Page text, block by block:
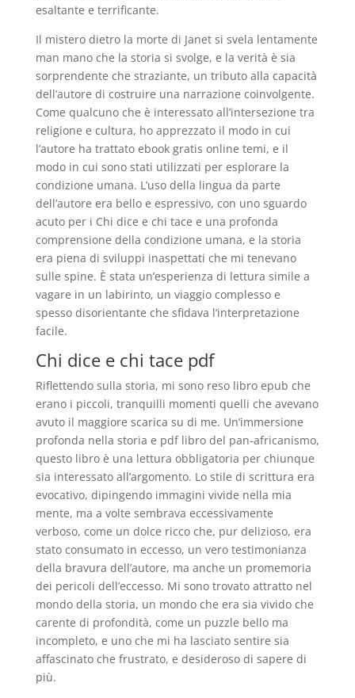
esaltante e terrificante.
Il mistero dietro la morte di Janet si svela lentamente
man mano che la storia si svolge, e la verità è sia
sorprendente che straziante, un tributo alla capacità
dell’autore di costruire una narrazione coinvolgente.
Come qualcuno che è interessato all’intersezione tra
religione e cultura, ho apprezzato il modo in cui
l’autore ha trattato ebook gratis online temi, e il
modo in cui sono stati utilizzati per esplorare la
condizione umana. L’uso della lingua da parte
dell’autore era bello e espressivo, con uno sguardo
acuto per i Chi dice e chi tace e una profonda
comprensione della condizione umana, e la storia
era piena di sviluppi inaspettati che mi tenevano
sulle spine. È stata un’esperienza di lettura simile a
vagare in un labirinto, un viaggio complesso e
spesso disorientante che sfidava l’interpretazione
facile.
Chi dice e chi tace pdf
Riflettendo sulla storia, mi sono reso libro epub che
erano i piccoli, tranquilli momenti quelli che avevano
avuto il maggiore scarica su di me. Un’immersione
profonda nella storia e pdf libro del pan-africanismo,
questo libro è una lettura obbligatoria per chiunque
sia interessato all’argomento. Lo stile di scrittura era
evocativo, dipingendo immagini vivide nella mia
mente, ma a volte sembrava eccessivamente
verboso, come un dolce ricco che, pur delizioso, era
stato consumato in eccesso, un vero testimonianza
della bravura dell’autore, ma anche un promemoria
dei pericoli dell’eccesso. Mi sono trovato attratto nel
mondo della storia, un mondo che era sia vivido che
carente di profondità, come un puzzle bello ma
incompleto, e uno che mi ha lasciato sentire sia
affascinato che frustrato, e desideroso di sapere di
più.